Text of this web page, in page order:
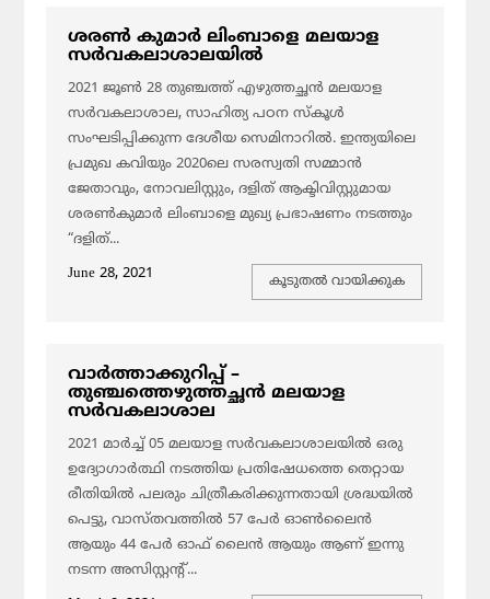
ശരൺ കുമാർ ലിംബാളെ മലയാള
സർവകലാശാലയിൽ
2021 ജൂൺ 28 തുഞ്ചത്ത് എഴുത്തച്ഛൻ മലയാള
സർവകലാശാല, സാഹിത്യ പഠന സ്കൂൾ
സംഘടിപ്പിക്കുന്ന ദേശീയ സെമിനാറിൽ. ഇന്ത്യയിലെ
പ്രമുഖ കവിയും 2020ലെ സരസ്വതി സമ്മാൻ
ജേതാവും, നോവലിസ്റ്റും, ദളിത് ആക്ടിവിസ്റ്റുമായ
ശരൺകുമാർ ലിംബാളെ മുഖ്യ പ്രഭാഷണം നടത്തും
“ദളിത്...
June 28, 2021
കൂടുതല്‍ വായിക്കുക
വാർത്താക്കുറിപ്പ് –
തുഞ്ചത്തെഴുത്തച്ഛൻ മലയാള
സർവകലാശാല
2021 മാർച്ച് 05 മലയാള സർവകലാശാലയിൽ ഒരു
ഉദ്യോഗാർത്ഥി നടത്തിയ പ്രതിഷേധത്തെ തെറ്റായ
രീതിയിൽ പലരും ചിത്രീകരിക്കുന്നതായി ശ്രദ്ധയിൽ
പെട്ടു, വാസ്തവത്തിൽ 57 പേർ ഓൺലൈൻ
ആയും 44 പേർ ഓഫ് ലൈൻ ആയും ആണ് ഇന്നു
നടന്ന അസിസ്റ്റൻ്റ്...